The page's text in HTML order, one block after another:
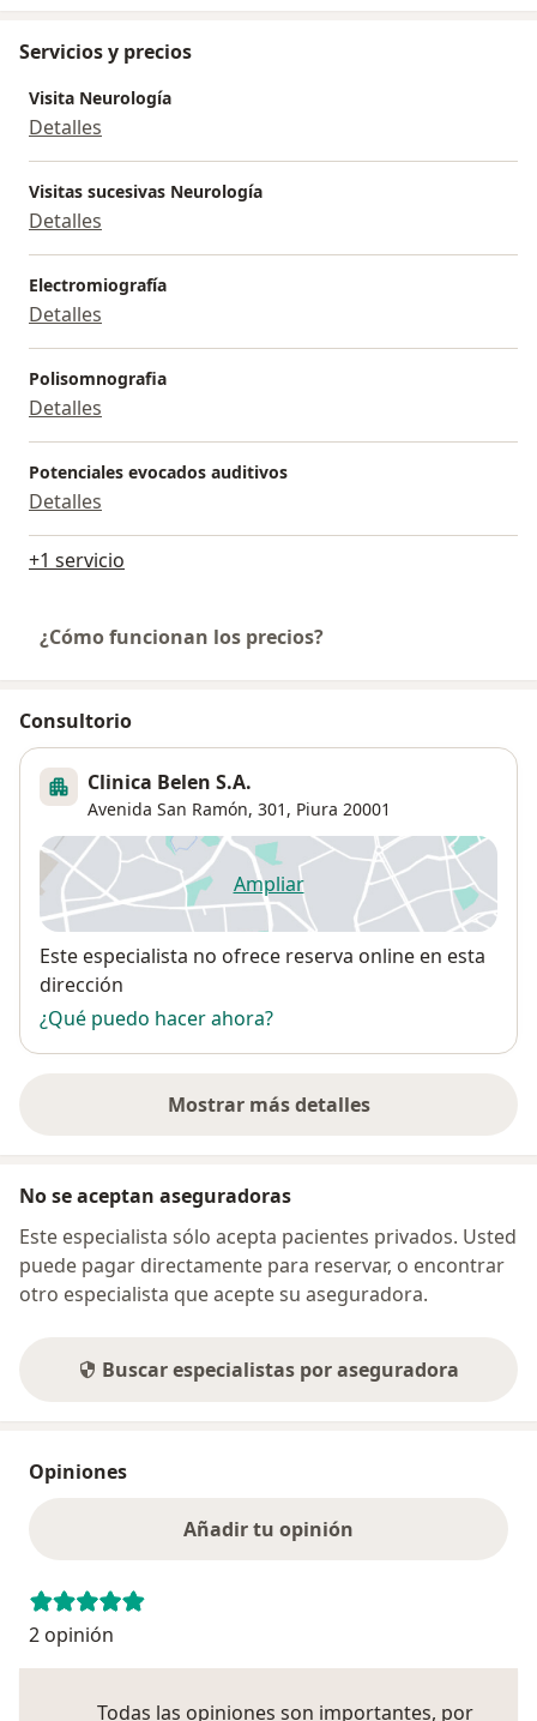
Servicios y precios
Visita Neurología
Detalles
Visitas sucesivas Neurología
Detalles
Electromiografía
Detalles
Polisomnografia
Detalles
Potenciales evocados auditivos
Detalles
+1 servicio
¿Cómo funcionan los precios?
Consultorio
Clinica Belen S.A.
Avenida San Ramón, 301, Piura 20001
Ampliarse abre en una nueva
Disponibilidad
Este especialista no ofrece reserva online en esta
dirección
¿Qué puedo hacer ahora?
Mostrar más detalles
sobre la dirección
No se aceptan aseguradoras
Este especialista sólo acepta pacientes privados. Usted
puede pagar directamente para reservar, o encontrar
otro especialista que acepte su aseguradora.
Buscar especialistas por aseguradora
Opiniones
Añadir tu opinión
2 opinión
Todas las opiniones son importantes, por